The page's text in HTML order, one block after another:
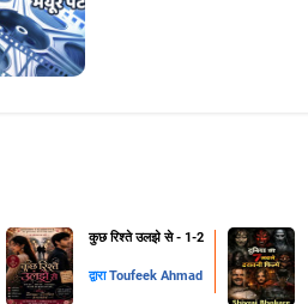
कुछ रिश्ते उलझे से - 1-2
द्वाराToufeek Ahmad